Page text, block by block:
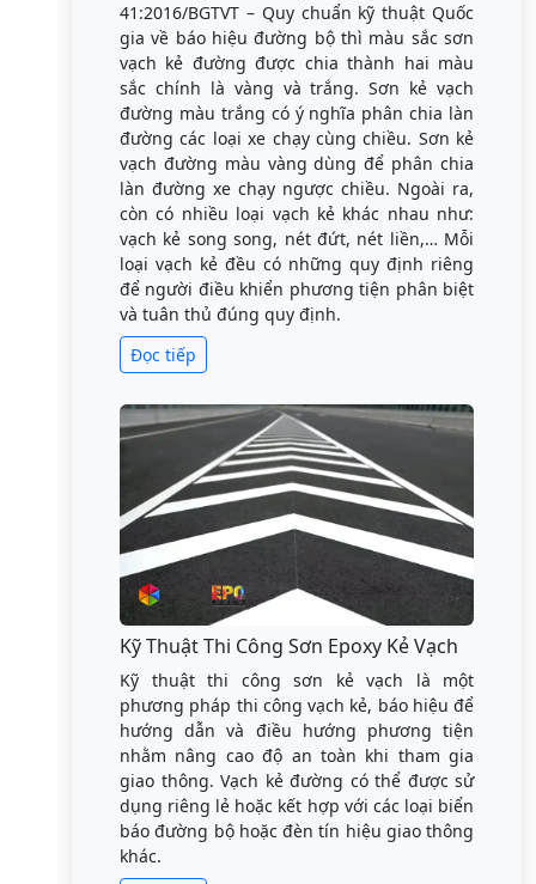
41:2016/BGTVT – Quy chuẩn kỹ thuật Quốc
gia về báo hiệu đường bộ thì màu sắc sơn
vạch kẻ đường được chia thành hai màu
sắc chính là vàng và trắng. Sơn kẻ vạch
đường màu trắng có ý nghĩa phân chia làn
đường các loại xe chạy cùng chiều. Sơn kẻ
vạch đường màu vàng dùng để phân chia
làn đường xe chạy ngược chiều. Ngoài ra,
còn có nhiều loại vạch kẻ khác nhau như:
vạch kẻ song song, nét đứt, nét liền,… Mỗi
loại vạch kẻ đều có những quy định riêng
để người điều khiển phương tiện phân biệt
và tuân thủ đúng quy định.
Đọc tiếp
Kỹ Thuật Thi Công Sơn Epoxy Kẻ Vạch
Kỹ thuật thi công sơn kẻ vạch là một
phương pháp thi công vạch kẻ, báo hiệu để
hướng dẫn và điều hướng phương tiện
nhằm nâng cao độ an toàn khi tham gia
giao thông. Vạch kẻ đường có thể được sử
dụng riêng lẻ hoặc kết hợp với các loại biển
báo đường bộ hoặc đèn tín hiệu giao thông
khác.